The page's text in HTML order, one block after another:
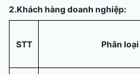
2.Khách hàng doanh nghiệp:
STT Phân